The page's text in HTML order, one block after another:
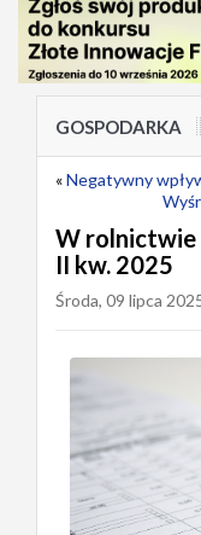
GOSPODARKA
«Negatywny
W rolnictwie
II kw. 2025
Środa, 09 lipca